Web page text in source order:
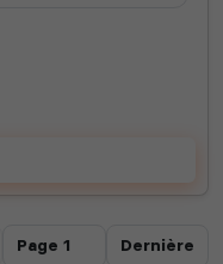
Dernière